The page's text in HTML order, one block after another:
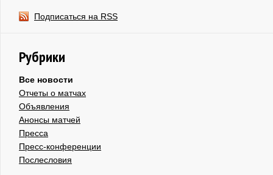
Подписаться на RSS
Рубрики
Все новости
Отчеты о матчах
Объявления
Анонсы матчей
Пресса
Пресс-конференции
Послесловия